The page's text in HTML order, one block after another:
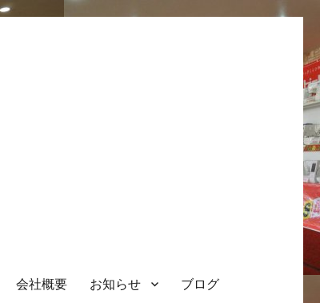
会社概要 お知らせ ブログ